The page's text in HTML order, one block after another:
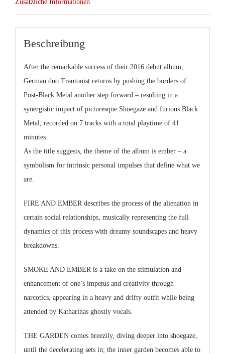
Zusätzliche Informationen
Beschreibung
After the remarkable success of their 2016 debut album,
German duo Trautonist returns by pushing the borders of
Post-Black Metal another step forward – resulting in a
synergistic impact of picturesque Shoegaze and furious Black
Metal, recorded on 7 tracks with a total playtime of 41
minutes.
As the title suggests, the theme of the album is ember – a
symbolism for intrinsic personal impulses that define what we
are.
FIRE AND EMBER describes the process of the alienation in
certain social relationships, musically representing the full
dynamics of this process with dreamy soundscapes and heavy
breakdowns.
SMOKE AND EMBER is a take on the stimulation and
enhancement of one’s impetus and creativity through
narcotics, appearing in a heavy and drifty outfit while being
attended by Katharinas ghostly vocals.
THE GARDEN comes breezily, diving deeper into shoegaze,
until the decelerating sets in; the inner garden becomes able to